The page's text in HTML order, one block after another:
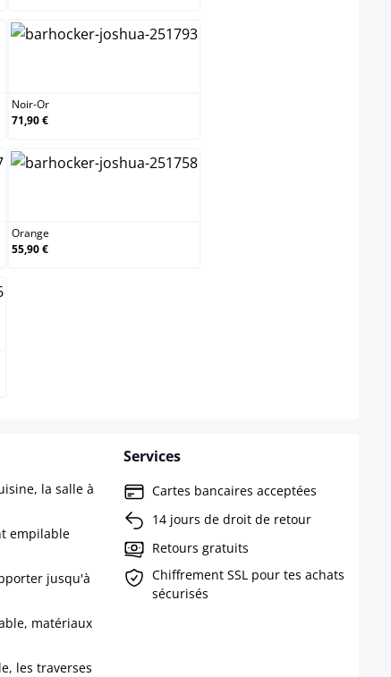
Noir-Or
71,90 €
Orange
55,90 €
la salle à
empilable
jusqu'à
matériaux
les traverses
Services
Cartes bancaires acceptées
14 jours de droit de retour
Retours gratuits
Chiffrement SSL pour tes achats
sécurisés